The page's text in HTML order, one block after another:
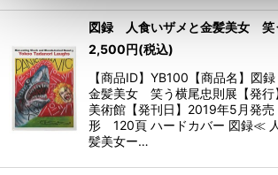
図録 人食いザメと金髪美女 笑
2,500円(税込)
【商品ID】YB100【商品名】図
金髪美女 笑う横尾忠則展【発行
美術館【発刊日】2019年5月発
形 120頁 ハードカバー 図録≪
髪美女ー…